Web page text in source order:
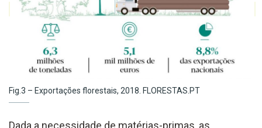
Fig.3 – Exportações florestais, 2018. FLORESTAS.PT
Dada a necessidade de matérias-primas, as